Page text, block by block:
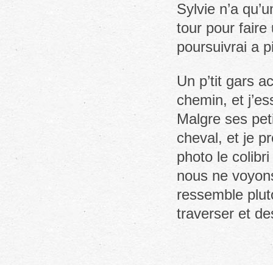
Sylvie n’a
tour pour faire
poursuivrai a
Un p’tit gars
chemin, et
Malgre ses
cheval, et je
photo le
nous ne
ressemble
traverser et